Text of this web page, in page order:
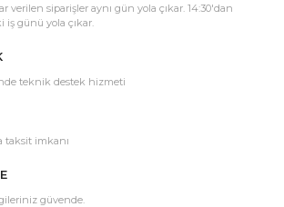
verilen siparişler aynı gün yola çıkar. 14:30'dan
iş günü yola çıkar.
teknik destek hizmeti
taksit imkanı
güvende.